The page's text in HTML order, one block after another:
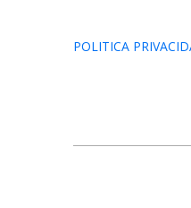
POLITICA